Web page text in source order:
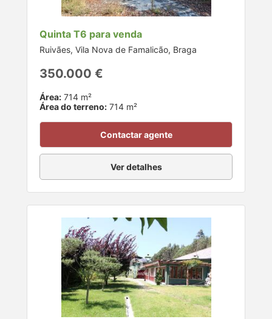
Quinta T6 para venda
Ruivães, Vila Nova de Famalicão, Braga
350.000 €
Área: 714 m²
Área do terreno: 714 m²
Contactar agente
Ver detalhes